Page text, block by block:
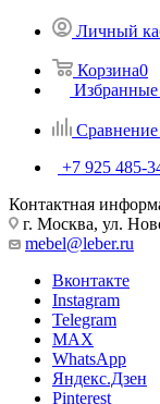
Личный
Корзина0
Сравнение
+7 925 485-
Контактная
г. Москва, ул.
mebel@leber.ru
Вконтакте
Instagram
Telegram
MAX
WhatsApp
Яндекс.Дзен
Pinterest